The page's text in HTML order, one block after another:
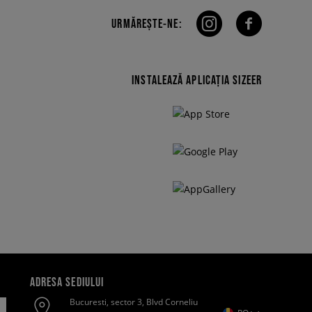
URMĂREȘTE-NE:
INSTALEAZĂ APLICAȚIA SIZEER
ADRESA SEDIULUI
Bucuresti, sector 3, Blvd Corneliu